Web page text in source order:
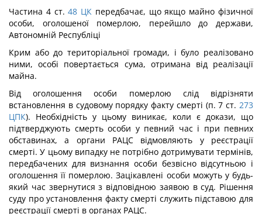
Частина 4 ст. 48 ЦК передбачає, що якщо майно фізичної
особи, оголошеної померлою, перейшло до держави,
Автономній Республіці
Крим або до територіальної громади, і було реалізовано
ними, особі повертається сума, отримана від реалізації
майна.
Від оголошення особи померлою слід відрізняти
встановлення в судовому порядку факту смерті (п. 7 ст. 273
ЦПК). Необхідність у цьому виникає, коли є докази, що
підтверджують смерть особи у певний час і при певних
обставинах, а органи РАЦС відмовляють у реєстрації
смерті. У цьому випадку не потрібно дотримувати термінів,
передбачених для визнання особи безвісно відсутньою і
оголошення її померлою. Зацікавлені особи можуть у будь-
який час звернутися з відповідною заявою в суд. Рішення
суду про установлення факту смерті служить підставою для
реєстрації смерті в органах РАЦС.